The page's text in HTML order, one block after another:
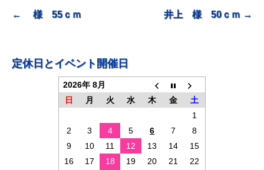
ビ
← 様 55ｃｍ 井上 様 50ｃｍ →
定休日とイベント開催日
2026年 8月
日
月 火 水 木 金
土
1
2
3 4 5 6 7
8
9
10 11 12 13 14
15
16
17 18 19 20 21
22